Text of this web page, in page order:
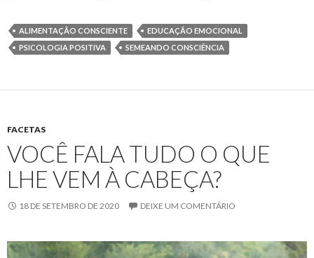
ALIMENTAÇÃO CONSCIENTE
EDUCAÇÃO EMOCIONAL
PSICOLOGIA POSITIVA
SEMEANDO CONSCIÊNCIA
FACETAS
VOCÊ FALA TUDO O QUE
LHE VEM À CABEÇA?
18 DE SETEMBRO DE 2020 DEIXE UM COMENTÁRIO